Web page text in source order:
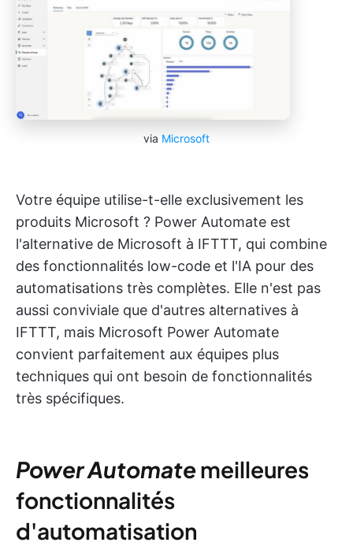
via Microsoft
Votre équipe utilise-t-elle exclusivement les
produits Microsoft ? Power Automate est
l'alternative de Microsoft à IFTTT, qui combine
des fonctionnalités low-code et l'IA pour des
automatisations très complètes. Elle n'est pas
aussi conviviale que d'autres alternatives à
IFTTT, mais Microsoft Power Automate
convient parfaitement aux équipes plus
techniques qui ont besoin de fonctionnalités
très spécifiques.
Power Automatemeilleures
fonctionnalités
d'automatisation